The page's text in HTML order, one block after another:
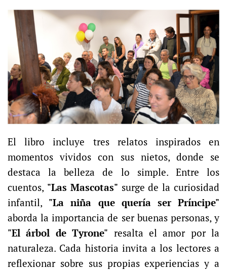
El libro incluye tres relatos inspirados en
momentos vividos con sus nietos, donde se
destaca la belleza de lo simple. Entre los
cuentos, "Las Mascotas" surge de la curiosidad
infantil, "La niña que quería ser Príncipe"
aborda la importancia de ser buenas personas, y
"El árbol de Tyrone" resalta el amor por la
naturaleza. Cada historia invita a los lectores a
reflexionar sobre sus propias experiencias y a